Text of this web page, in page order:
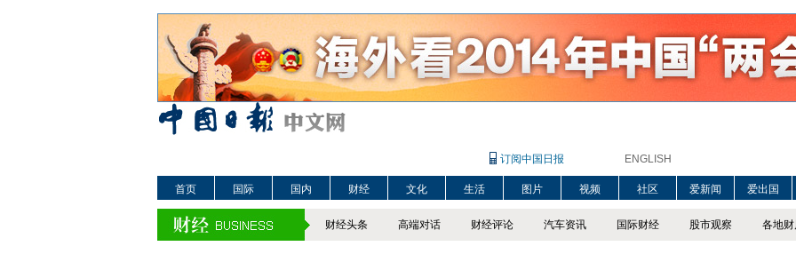
订阅中国日报 ENGLISH
首页 国际 国内 财经 文化 生活 图片 视频 社区 爱新闻 爱出国
财经头条 高端对话 财经评论 汽车资讯 国际财经 股市观察 各地